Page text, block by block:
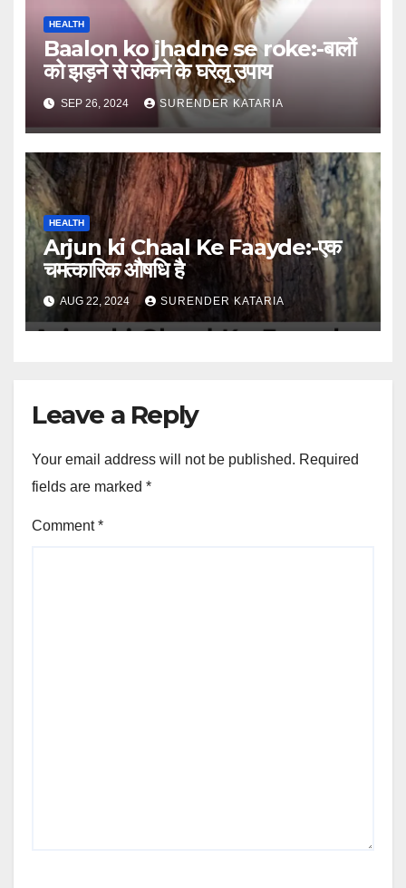
HEALTH
Baalon ko jhadne se roke:-बालों
को झड़ने से रोकने के घरेलू उपाय
SEP 26, 2024 SURENDER KATARIA
HEALTH
Arjun ki Chaal Ke Faayde:-एक
चमत्कारिक औषधि है
AUG 22, 2024 SURENDER KATARIA
Leave a Reply
Your email address will not be published. Required
fields are marked *
Comment*